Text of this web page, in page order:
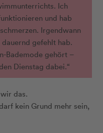
Ich
und hab
Irgendwann
dauernd gefehlt hab.
Bademode gehört –
Dienstag dabei.“
das.
kein Grund mehr sein,